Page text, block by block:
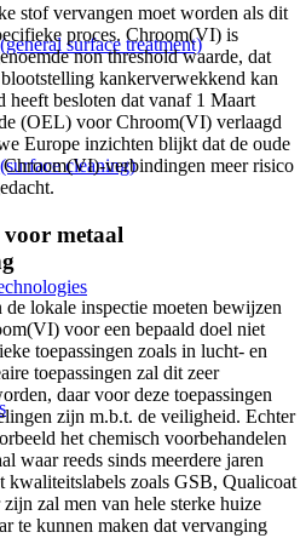
surface treatment)
cleaning)
stof vervangen moet worden als dit
proces. Chroom(VI) is
non threshold waarde, dat
kankerverwekkend kan
besloten dat vanaf 1 Maart
(OEL) voor Chroom(VI) verlaagd
Europe inzichten blijkt dat de oude
verbindingen meer risico
metaal
lokale inspectie moeten bewijzen
voor een bepaald doel niet
toepassingen zoals in lucht- en
toepassingen zal dit zeer
daar voor deze toepassingen
zijn m.b.t. de veiligheid. Echter
het chemisch voorbehandelen
waar reeds sinds meerdere jaren
kwaliteitslabels zoals GSB, Qualicoat
zal men van hele sterke huize
te kunnen maken dat vervanging